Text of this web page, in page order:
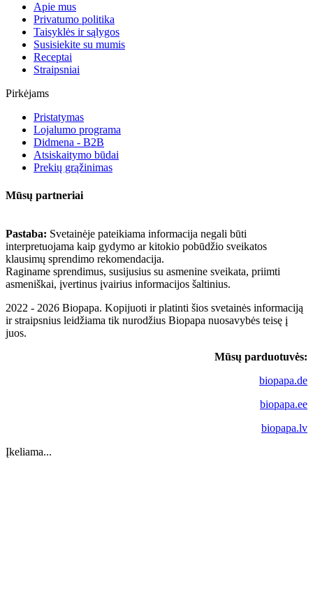
Apie mus
Privatumo politika
Taisyklės ir sąlygos
Susisiekite su mumis
Receptai
Straipsniai
Pirkėjams
Pristatymas
Lojalumo programa
Didmena - B2B
Atsiskaitymo būdai
Prekių grąžinimas
Mūsų partneriai
Pastaba: Svetainėje pateikiama informacija negali būti
interpretuojama kaip gydymo ar kitokio pobūdžio sveikatos
klausimų sprendimo rekomendacija.
Raginame sprendimus, susijusius su asmenine sveikata, priimti
asmeniškai, įvertinus įvairius informacijos šaltinius.
2022 - 2026 Biopapa. Kopijuoti ir platinti šios svetainės informaciją
ir straipsnius leidžiama tik nurodžius Biopapa nuosavybės teisę į
juos.
Mūsų parduotuvės:
biopapa.de
biopapa.ee
biopapa.lv
Įkeliama...